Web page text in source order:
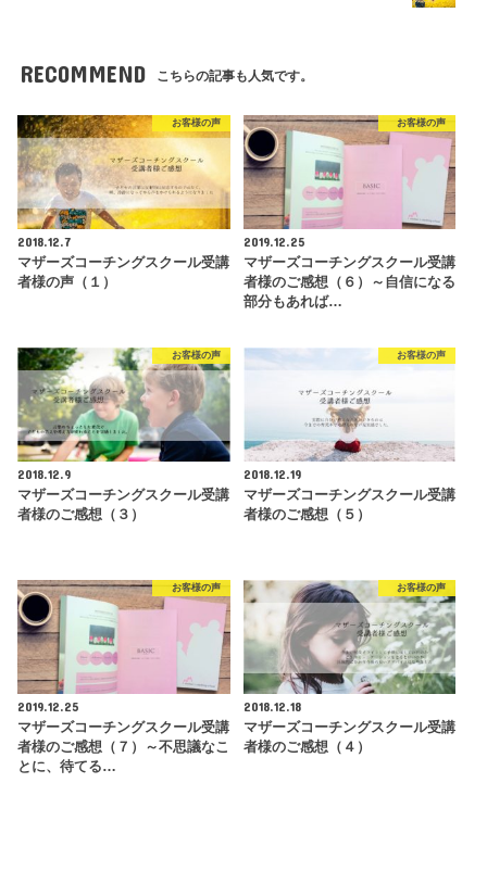
RECOMMEND こちらの記事も人気です。
お客様の声
2018.12.7
マザーズコーチングスクール受講
者様の声（１）
お客様の声
2019.12.25
マザーズコーチングスクール受講
者様のご感想（６）～自信になる
部分もあれば…
お客様の声
2018.12.9
マザーズコーチングスクール受講
者様のご感想（３）
お客様の声
2018.12.19
マザーズコーチングスクール受講
者様のご感想（５）
お客様の声
2019.12.25
マザーズコーチングスクール受講
者様のご感想（７）～不思議なこ
とに、待てる…
お客様の声
2018.12.18
マザーズコーチングスクール受講
者様のご感想（４）